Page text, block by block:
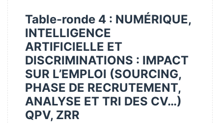
Table-ronde 4 : NUMÉRIQUE,
INTELLIGENCE
ARTIFICIELLE ET
DISCRIMINATIONS : IMPACT
SUR L’EMPLOI (SOURCING,
PHASE DE RECRUTEMENT,
ANALYSE ET TRI DES CV…)
QPV, ZRR